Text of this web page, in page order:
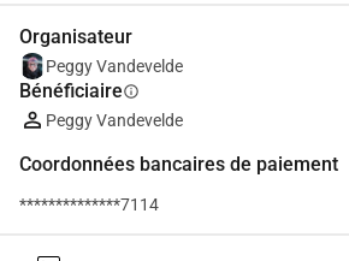
Organisateur
Peggy Vandevelde
Bénéficiaireinfo
Peggy Vandevelde
Coordonnées bancaires de paiement
**************7114